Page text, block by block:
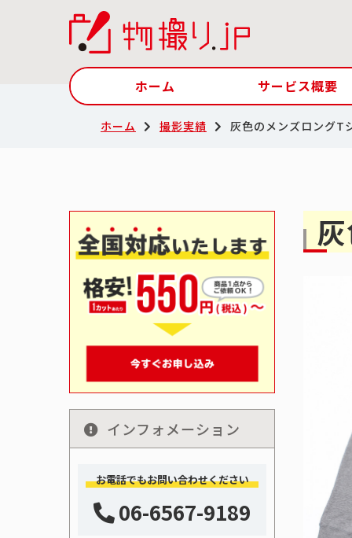
ホーム サービス概要
ホーム 撮影実績 灰色のメンズロングT
インフォメーション
お電話でもお問い合わせください
06-6567-9189